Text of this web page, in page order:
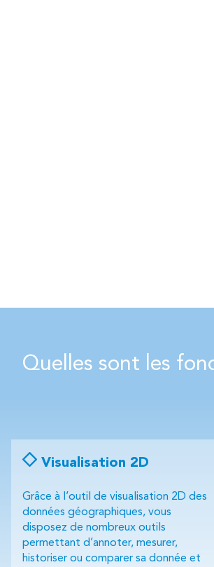
Quelles sont les
Visualisation 2D
Grâce à l’outil de visualisation 2D des
données géographiques, vous
disposez de nombreux outils
permettant d’annoter, mesurer,
historiser ou comparer sa donnée et